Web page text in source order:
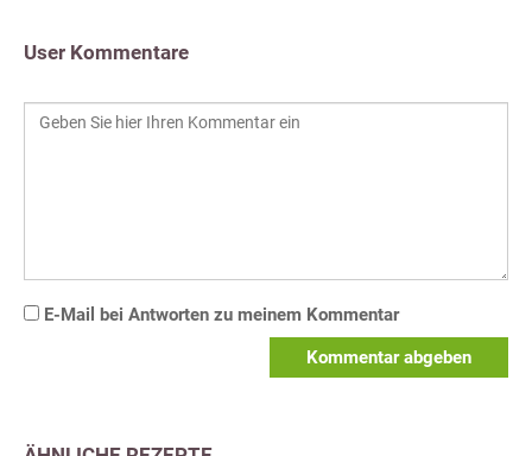
User Kommentare
E-Mail bei Antworten zu meinem Kommentar
Kommentar abgeben